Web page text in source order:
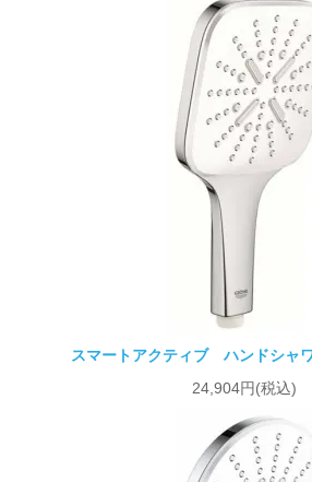
スマートアクティブ ハンドシャ
24,904円(税込)